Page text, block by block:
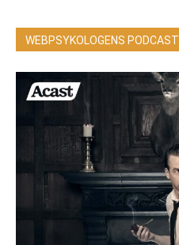
WEBPSYKOLOGENS PODCAST